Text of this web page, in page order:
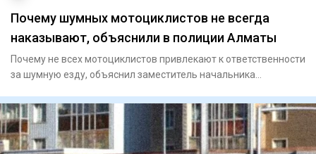
Почему шумных мотоциклистов не всегда
наказывают, объяснили в полиции Алматы
Почему не всех мотоциклистов привлекают к ответственности
за шумную езду, объяснил заместитель начальника